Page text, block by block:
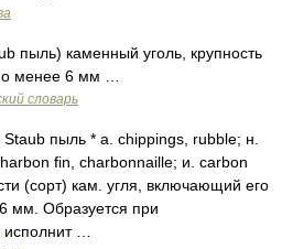
пыль) каменный уголь, крупность
менее 6 мм …
словарь
пыль * a. chippings, rubble; н.
fin, charbonnaille; и. carbon
(сорт) кам. угля, включающий его
мм. Oбразуется при
…